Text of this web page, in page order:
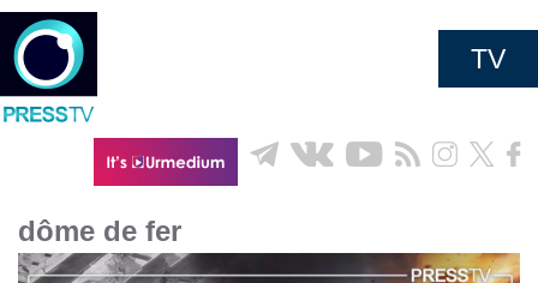
TV
dôme de fer